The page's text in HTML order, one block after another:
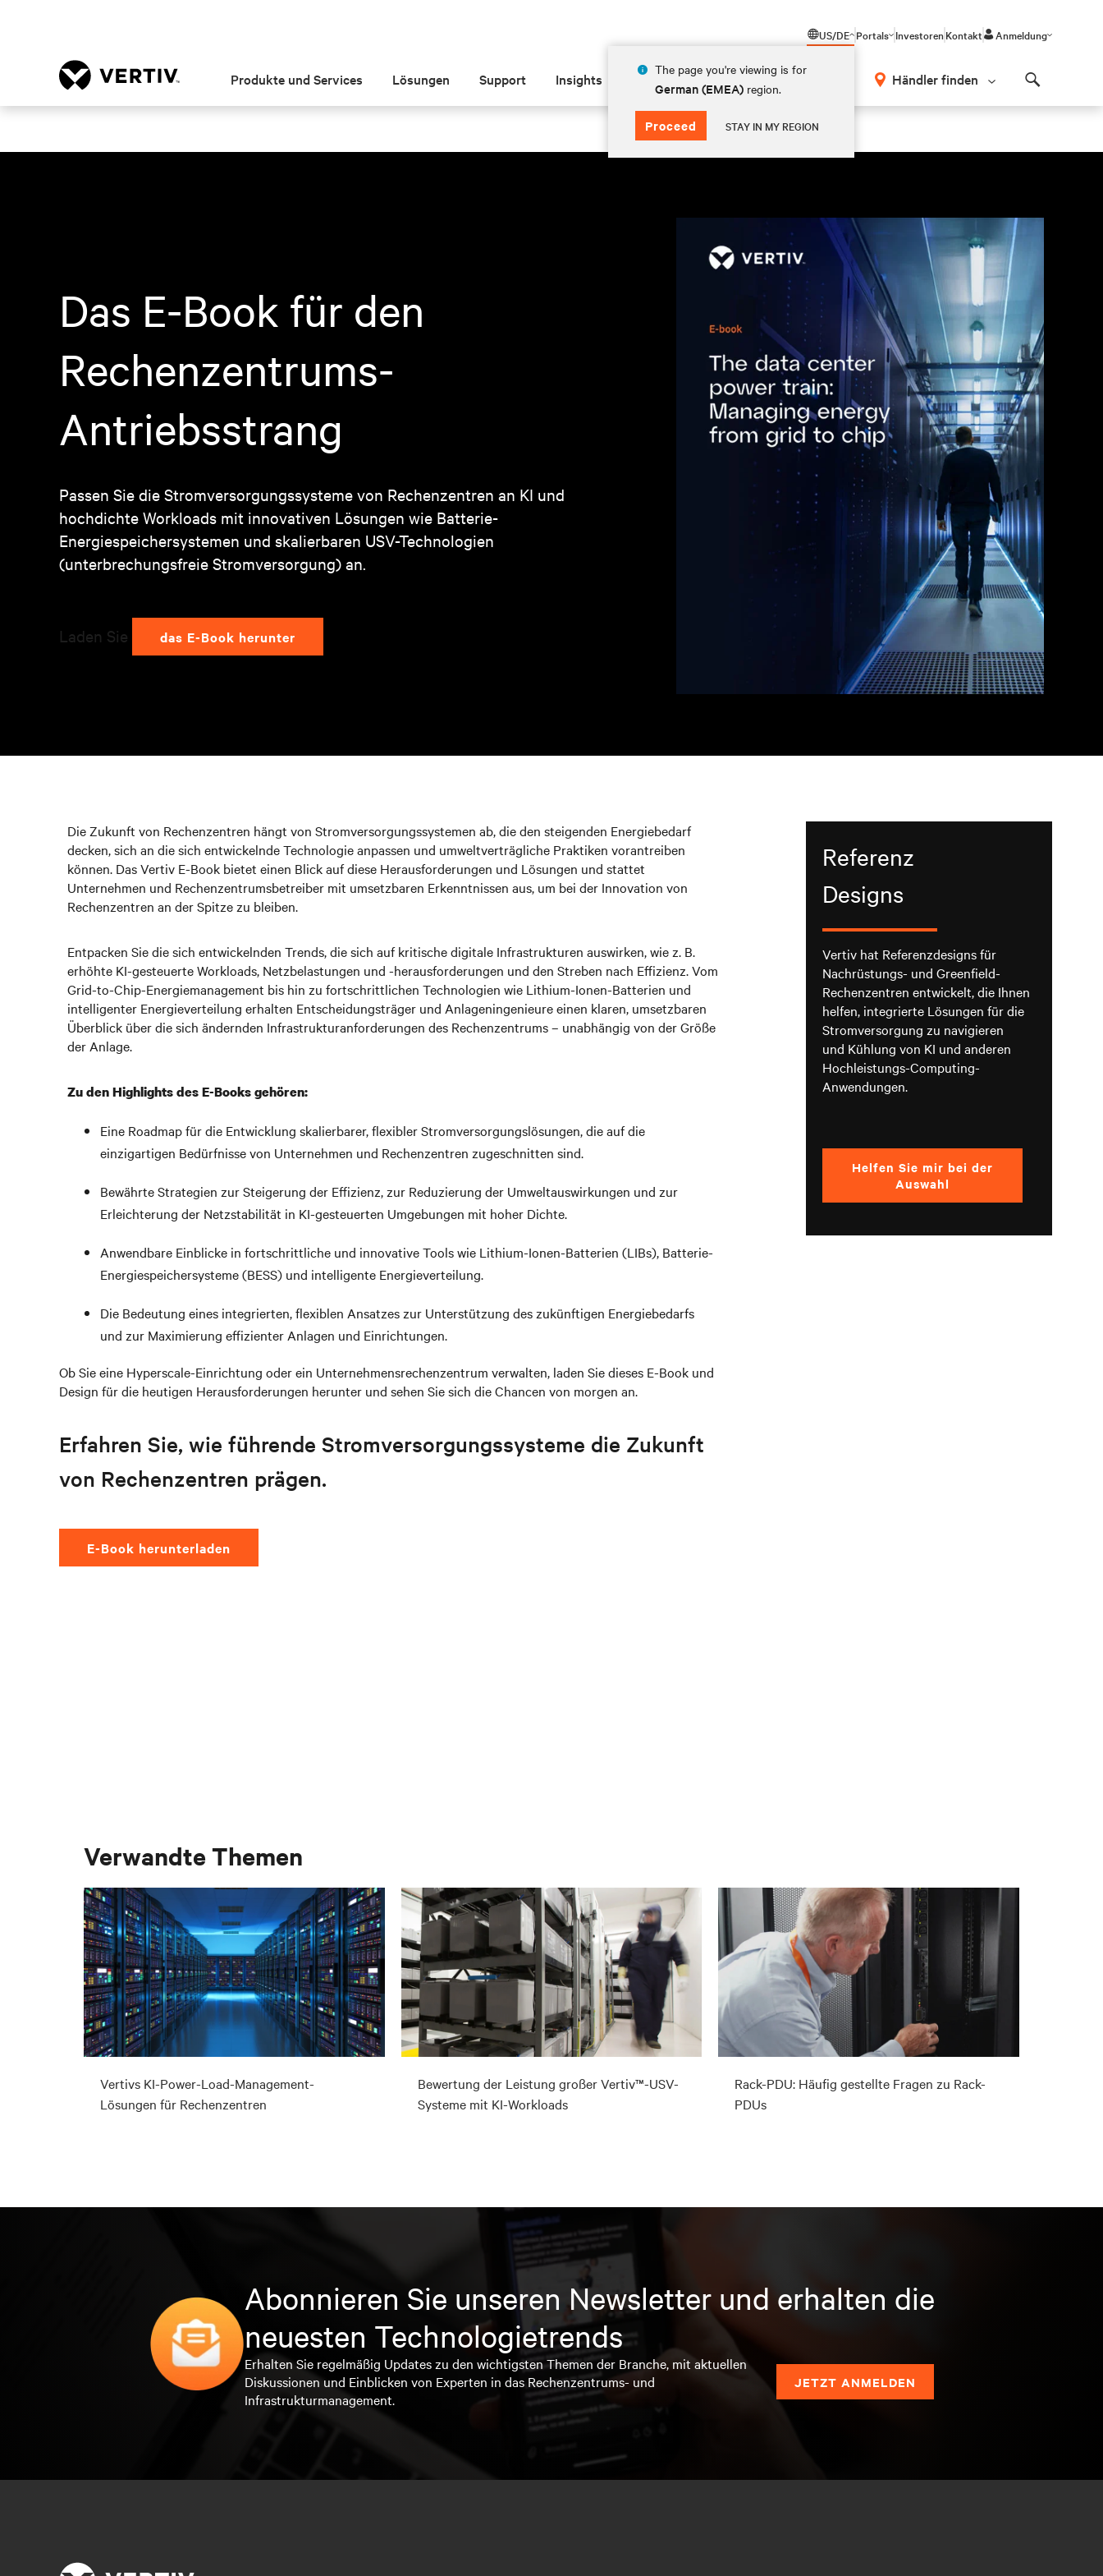
US/DE
The page you're viewing is for
German (EMEA) region.
Proceed STAY IN MY REGION
Portals InvestorenKontakt Anmeldung
Produkte und Services Lösungen Support Insights Über Vertiv Händler finden
Das E-Book für den
Rechenzentrums-
Antriebsstrang
Passen Sie die Stromversorgungssysteme von Rechenzentren an KI und
hochdichte Workloads mit innovativen Lösungen wie Batterie-
Energiespeichersystemen und skalierbaren USV-Technologien
(unterbrechungsfreie Stromversorgung) an.
Laden Sie das E-Book herunter
Die Zukunft von Rechenzentren hängt von Stromversorgungssystemen ab, die den steigenden Energiebedarf
decken, sich an die sich entwickelnde Technologie anpassen und umweltverträgliche Praktiken vorantreiben
können. Das Vertiv E-Book bietet einen Blick auf diese Herausforderungen und Lösungen und stattet
Unternehmen und Rechenzentrumsbetreiber mit umsetzbaren Erkenntnissen aus, um bei der Innovation von
Rechenzentren an der Spitze zu bleiben.
Entpacken Sie die sich entwickelnden Trends, die sich auf kritische digitale Infrastrukturen auswirken, wie z. B.
erhöhte KI-gesteuerte Workloads, Netzbelastungen und -herausforderungen und den Streben nach Effizienz. Vom
Grid-to-Chip-Energiemanagement bis hin zu fortschrittlichen Technologien wie Lithium-Ionen-Batterien und
intelligenter Energieverteilung erhalten Entscheidungsträger und Anlageningenieure einen klaren, umsetzbaren
Überblick über die sich ändernden Infrastrukturanforderungen des Rechenzentrums – unabhängig von der Größe
der Anlage.
Zu den Highlights des E-Books gehören:
Eine Roadmap für die Entwicklung skalierbarer, flexibler Stromversorgungslösungen, die auf die
einzigartigen Bedürfnisse von Unternehmen und Rechenzentren zugeschnitten sind.
Bewährte Strategien zur Steigerung der Effizienz, zur Reduzierung der Umweltauswirkungen und zur
Erleichterung der Netzstabilität in KI-gesteuerten Umgebungen mit hoher Dichte.
Anwendbare Einblicke in fortschrittliche und innovative Tools wie Lithium-Ionen-Batterien (LIBs), Batterie-
Energiespeichersysteme (BESS) und intelligente Energieverteilung.
Die Bedeutung eines integrierten, flexiblen Ansatzes zur Unterstützung des zukünftigen Energiebedarfs
und zur Maximierung effizienter Anlagen und Einrichtungen.
Ob Sie eine Hyperscale-Einrichtung oder ein Unternehmensrechenzentrum verwalten, laden Sie dieses E-Book und
Design für die heutigen Herausforderungen herunter und sehen Sie sich die Chancen von morgen an.
Erfahren Sie, wie führende Stromversorgungssysteme die Zukunft
von Rechenzentren prägen.
E-Book herunterladen
Referenz
Designs
Vertiv hat Referenzdesigns für
Nachrüstungs- und Greenfield-
Rechenzentren entwickelt, die Ihnen
helfen, integrierte Lösungen für die
Stromversorgung zu navigieren
und Kühlung von KI und anderen
Hochleistungs-Computing-
Anwendungen.
Helfen Sie mir bei der
Auswahl
Verwandte Themen
Vertivs KI-Power-Load-Management-
Lösungen für Rechenzentren
Bewertung der Leistung großer Vertiv™-USV-
Systeme mit KI-Workloads
Rack-PDU: Häufig gestellte Fragen zu Rack-
PDUs
Abonnieren Sie unseren Newsletter und erhalten die
neuesten Technologietrends
Erhalten Sie regelmäßig Updates zu den wichtigsten Themen der Branche, mit aktuellen
Diskussionen und Einblicken von Experten in das Rechenzentrums- und
Infrastrukturmanagement.
JETZT ANMELDEN